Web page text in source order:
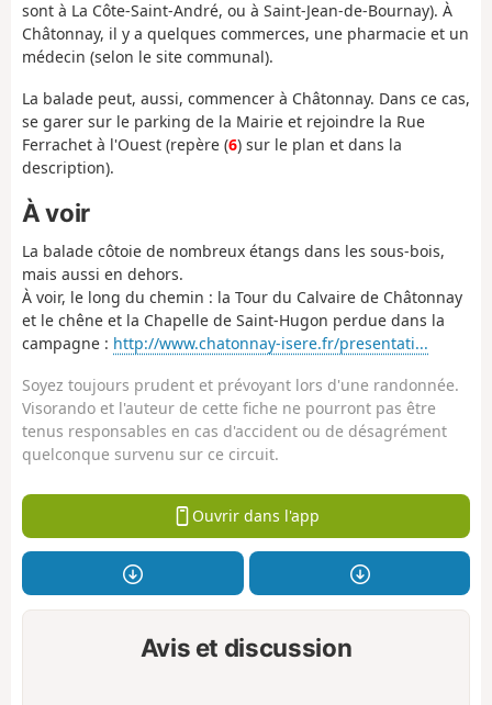
sont à La Côte-Saint-André, ou à Saint-Jean-de-Bournay). À
Châtonnay, il y a quelques commerces, une pharmacie et un
médecin (selon le site communal).
La balade peut, aussi, commencer à Châtonnay. Dans ce cas,
se garer sur le parking de la Mairie et rejoindre la Rue
Ferrachet à l'Ouest (repère (6) sur le plan et dans la
description).
À voir
La balade côtoie de nombreux étangs dans les sous-bois,
mais aussi en dehors.
À voir, le long du chemin : la Tour du Calvaire de Châtonnay
et le chêne et la Chapelle de Saint-Hugon perdue dans la
campagne : http://www.chatonnay-isere.fr/presentati...
Soyez toujours prudent et prévoyant lors d'une randonnée.
Visorando et l'auteur de cette fiche ne pourront pas être
tenus responsables en cas d'accident ou de désagrément
quelconque survenu sur ce circuit.
Ouvrir dans l'app
Avis et discussion